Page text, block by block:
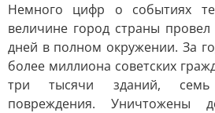
Немного цифр о событиях
величине город страны
дней в полном окружении. За
более миллиона советских
три тысячи зданий,
повреждения. Уничтожены